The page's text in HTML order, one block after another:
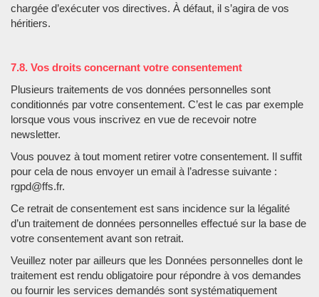
chargée d’exécuter vos directives. À défaut, il s’agira de vos
héritiers.
7.8. Vos droits concernant votre consentement
Plusieurs traitements de vos données personnelles sont
conditionnés par votre consentement. C’est le cas par exemple
lorsque vous vous inscrivez en vue de recevoir notre
newsletter.
Vous pouvez à tout moment retirer votre consentement. Il suffit
pour cela de nous envoyer un email à l’adresse suivante :
rgpd@ffs.fr.
Ce retrait de consentement est sans incidence sur la légalité
d’un traitement de données personnelles effectué sur la base de
votre consentement avant son retrait.
Veuillez noter par ailleurs que les Données personnelles dont le
traitement est rendu obligatoire pour répondre à vos demandes
ou fournir les services demandés sont systématiquement